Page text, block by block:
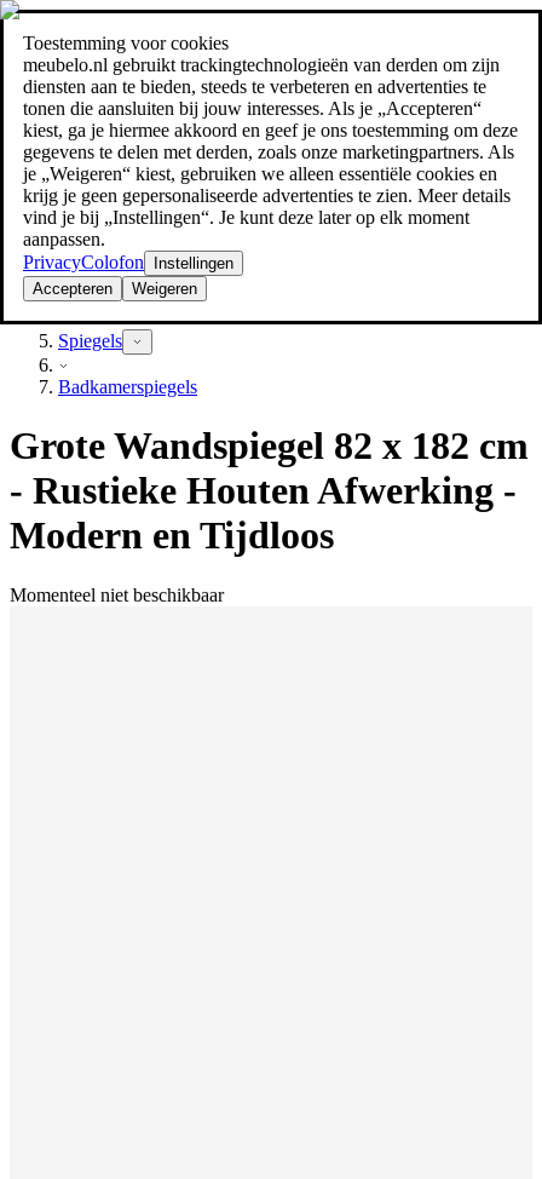
Toestemming voor cookies
meubelo.nl gebruikt trackingtechnologieën van derden om zijn
diensten aan te bieden, steeds te verbeteren en advertenties te
tonen die aansluiten bij jouw interesses. Als je „Accepteren“
kiest, ga je hiermee akkoord en geef je ons toestemming om deze
gegevens te delen met derden, zoals onze marketingpartners. Als
je „Weigeren“ kiest, gebruiken we alleen essentiële cookies en
krijg je geen gepersonaliseerde advertenties te zien. Meer details
vind je bij „Instellingen“. Je kunt deze later op elk moment
aanpassen.
PrivacyColofon
Instellingen
Accepteren
Weigeren
Zoeken
meubel jezelf de beste prijs!meubel jezelf de beste prijs!
Badkamer
Spiegels
Badkamerspiegels
Grote Wandspiegel 82 x 182 cm
- Rustieke Houten Afwerking -
Modern en Tijdloos
Momenteel niet beschikbaar